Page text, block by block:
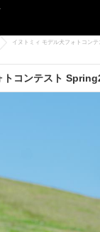
イヌトミィ モデル犬フォトコンテ
トコンテスト